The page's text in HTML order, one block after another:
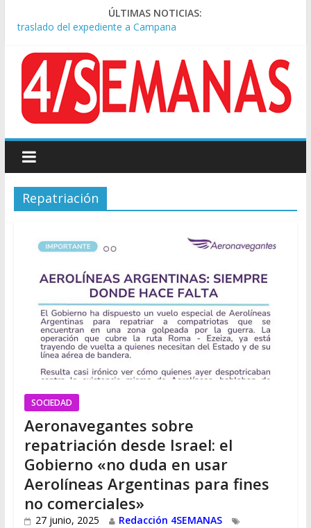
ÚLTIMAS NOTICIAS:
A pocas cuadras de La Bombonera chocaron un tren y un
Día de San Cayetano: masiva marcha a Plaza de Mayo de
sindicatos y organizaciones sociales
Pesar por la muerte de Leandro Rud, histórico representante
y conductor de TV
Tras la aprobación de la ley de propiedad privada, Bullrich
apuntó: “Vino un poco endiablada”
Causa AFA: el juez Amarante calificó de “ficción judicial” el
traslado del expediente a Campana
Repatriación
SOCIEDAD
Aeronavegantes sobre
repatriación desde Israel: el
Gobierno «no duda en usar
Aerolíneas Argentinas para fines
no comerciales»
27 junio, 2025
Redacción 4SEMANAS